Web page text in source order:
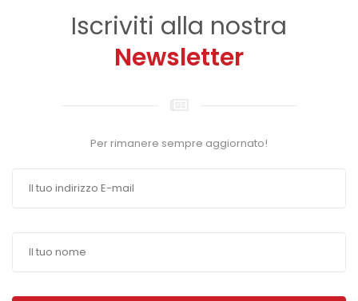
Iscriviti alla nostra
Newsletter
Per rimanere sempre aggiornato!